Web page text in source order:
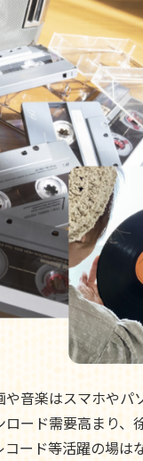
や音楽はスマホやパ
ード需要高まり、
ード等活躍の場は